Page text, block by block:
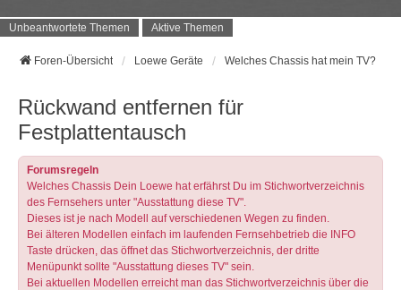
Unbeantwortete Themen Aktive Themen
Foren-Übersicht Loewe Geräte Welches Chassis hat mein TV?
Rückwand entfernen für
Festplattentausch
Forumsregeln
Welches Chassis Dein Loewe hat erfährst Du im Stichwortverzeichnis
des Fernsehers unter "Ausstattung diese TV".
Dieses ist je nach Modell auf verschiedenen Wegen zu finden.
Bei älteren Modellen einfach im laufenden Fernsehbetrieb die INFO
Taste drücken, das öffnet das Stichwortverzeichnis, der dritte
Menüpunkt sollte "Ausstattung dieses TV" sein.
Bei aktuellen Modellen erreicht man das Stichwortverzeichnis über die